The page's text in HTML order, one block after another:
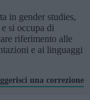
in gender studies,
si occupa di
riferimento alle
e ai linguaggi
una correzione